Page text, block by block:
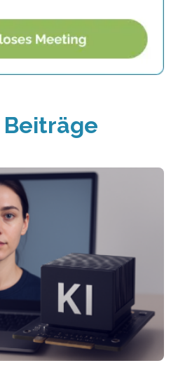
Beiträge